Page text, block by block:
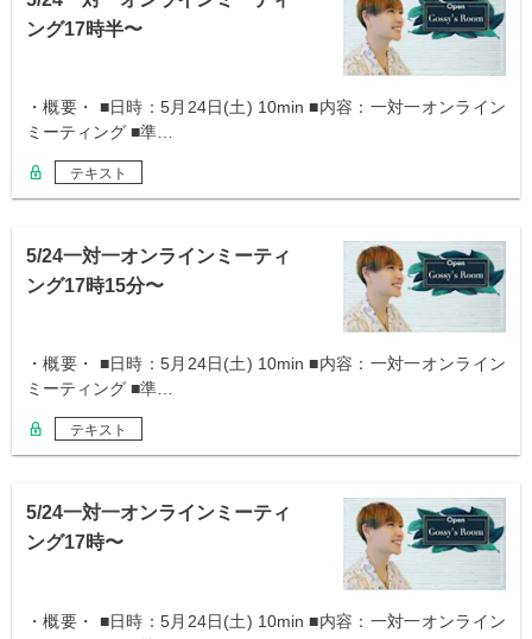
ング17時半〜
・概要・ ■日時：5月24日(土) 10min ■内容：一対一オンライン
ミーティング ■準…
テキスト
5/24一対一オンラインミーティ
ング17時15分〜
・概要・ ■日時：5月24日(土) 10min ■内容：一対一オンライン
ミーティング ■準…
テキスト
5/24一対一オンラインミーティ
ング17時〜
・概要・ ■日時：5月24日(土) 10min ■内容：一対一オンライン